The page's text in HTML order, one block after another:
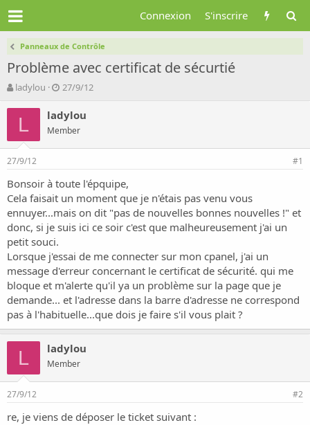
Connexion S'inscrire
Panneaux de Contrôle
Problème avec certificat de sécurtié
A
t
r
d
l
a
d
i
c
u
s
s
i
o
ladylou
D
t
e
d
e
b
u
t
27/9/12
L ladylou
Member
27/9/12 #1
Bonsoir à toute l'épquipe,
Cela faisait un moment que je n'étais pas venu vous
ennuyer...mais on dit "pas de nouvelles bonnes nouvelles !" et
donc, si je suis ici ce soir c'est que malheureusement j'ai un
petit souci.
Lorsque j'essai de me connecter sur mon cpanel, j'ai un
message d'erreur concernant le certificat de sécurité. qui me
bloque et m'alerte qu'il ya un problème sur la page que je
demande... et l'adresse dans la barre d'adresse ne correspond
pas à l'habituelle...que dois je faire s'il vous plait ?
L ladylou
Member
27/9/12 #2
re, je viens de déposer le ticket suivant :